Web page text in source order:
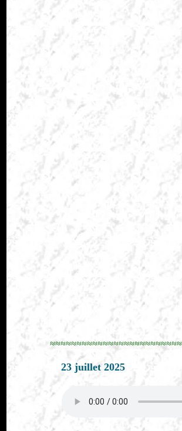
23 juillet 2025